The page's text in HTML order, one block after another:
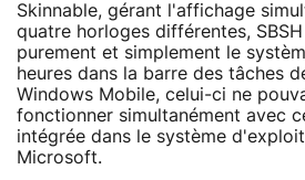
Skinnable, gérant l'affichage
quatre horloges différentes,
purement et simplement le
heures dans la barre des tâches
Windows Mobile, celui-ci ne
fonctionner simultanément avec
intégrée dans le système
Microsoft.